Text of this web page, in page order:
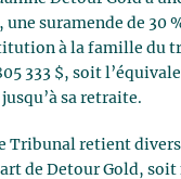
suramende de 30
à la famille du
333 $, soit
sa retraite.
Tribunal retient
de Detour Gold,